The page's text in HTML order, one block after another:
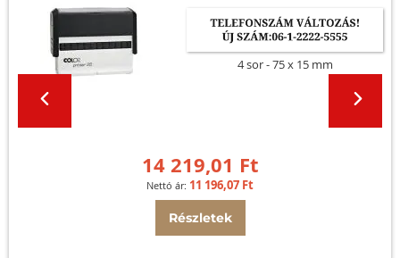
4 sor 75 x 15 mm
14 219,01 Ft
11 196,07 Ft
Részletek